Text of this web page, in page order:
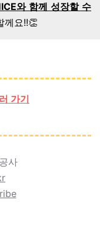
와 함께 성장할 수
께요!!👏
가기
사